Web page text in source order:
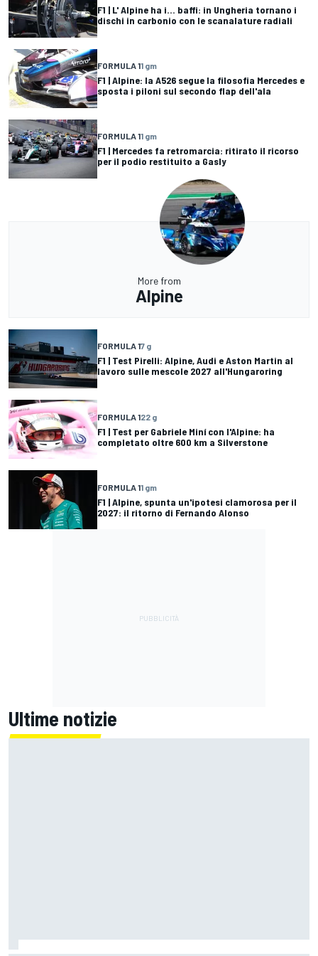
F1 | L' Alpine ha i... baffi: in Ungheria tornano i
dischi in carbonio con le scanalature radiali
FORMULA 11 gm
F1 | Alpine: la A526 segue la filosofia Mercedes e
sposta i piloni sul secondo flap dell'ala
FORMULA 11 gm
F1 | Mercedes fa retromarcia: ritirato il ricorso
per il podio restituito a Gasly
More from
Alpine
FORMULA 17 g
F1 | Test Pirelli: Alpine, Audi e Aston Martin al
lavoro sulle mescole 2027 all'Hungaroring
FORMULA 122 g
F1 | Test per Gabriele Miní con l'Alpine: ha
completato oltre 600 km a Silverstone
FORMULA 11 gm
F1 | Alpine, spunta un'ipotesi clamorosa per il
2027: il ritorno di Fernando Alonso
Ultime notizie